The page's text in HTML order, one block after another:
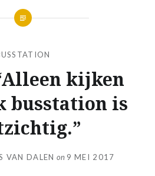
kijken
busstation is
VAN DALEN on 9 MEI 2017